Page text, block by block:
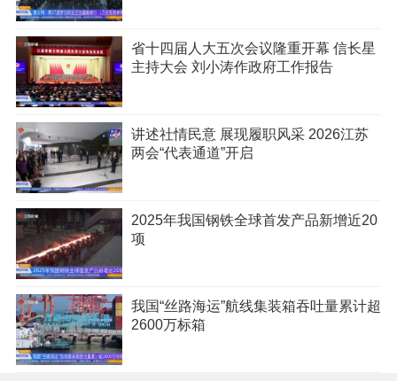
省十四届人大五次会议隆重开幕 信长星
主持大会 刘小涛作政府工作报告
讲述社情民意 展现履职风采 2026江苏
两会“代表通道”开启
2025年我国钢铁全球首发产品新增近20
项
我国“丝路海运”航线集装箱吞吐量累计超
2600万标箱